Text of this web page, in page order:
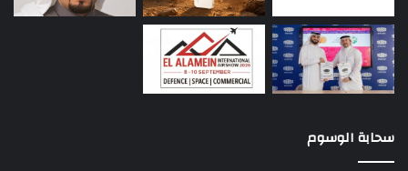
سحابة الوسوم